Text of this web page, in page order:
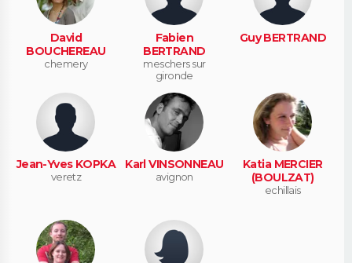
David
BOUCHEREAU
chemery
Fabien
BERTRAND
meschers sur
gironde
Guy BERTRAND
Jean-Yves KOPKA
veretz
Karl VINSONNEAU
avignon
Katia MERCIER
(BOULZAT)
echillais